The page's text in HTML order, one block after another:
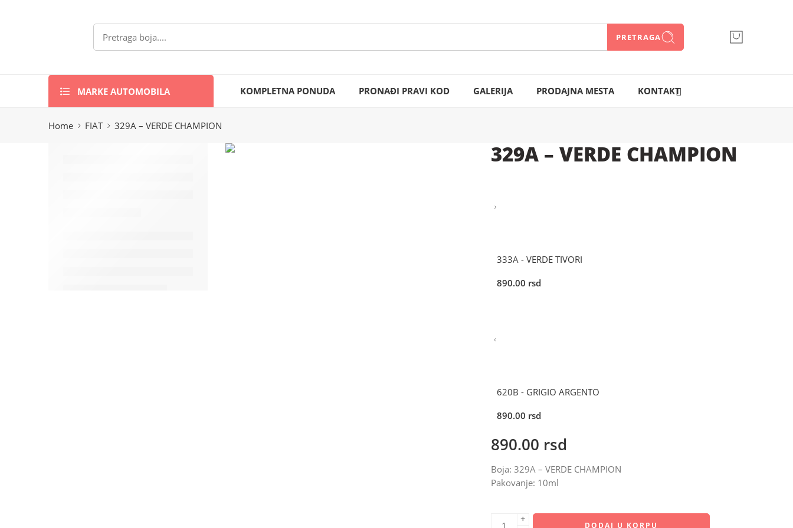
PRETRAGA
MARKE AUTOMOBILA KOMPLETNA PONUDA PRONAĐI PRAVI KOD GALERIJA PRODAJNA MESTA KONTAKT
Home FIAT 329A – VERDE CHAMPION
329A – VERDE CHAMPION
333A - VERDE TIVORI
890.00 rsd
620B - GRIGIO ARGENTO
890.00 rsd
890.00 rsd
Boja: 329A – VERDE CHAMPION
Pakovanje: 10ml
+
DODAJ U KORPU